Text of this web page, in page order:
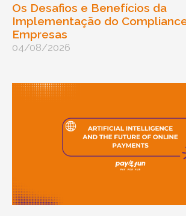
Os Desafios e Benefícios da
Implementação do
Empresas
04/08/2026